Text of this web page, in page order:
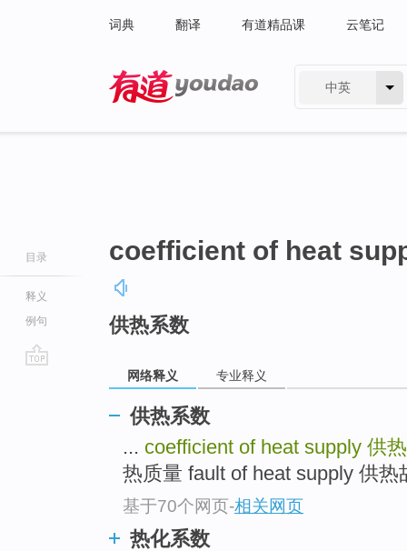
词典 翻译 有道精品课 云笔记
中英
目录
释义
例句
coefficient of heat
供热系数
网络释义 专业释义
供热系数
... coefficient of heat supply 供
热质量 fault of heat supply 供热
基于70个网页-相关网页
热化系数